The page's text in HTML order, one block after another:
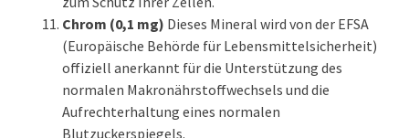
Chrom (0,1 mg) Dieses Mineral wird von der EFSA
(Europäische Behörde für Lebensmittelsicherheit)
offiziell anerkannt für die Unterstützung des
normalen Makronährstoffwechsels und die
Aufrechterhaltung eines normalen
Blutzuckerspiegels.